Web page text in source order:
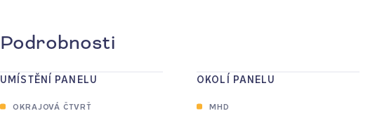
Podrobnosti
UMÍSTĚNÍ PANELU
OKRAJOVÁ ČTVRŤ
OKOLÍ PANELU
MHD